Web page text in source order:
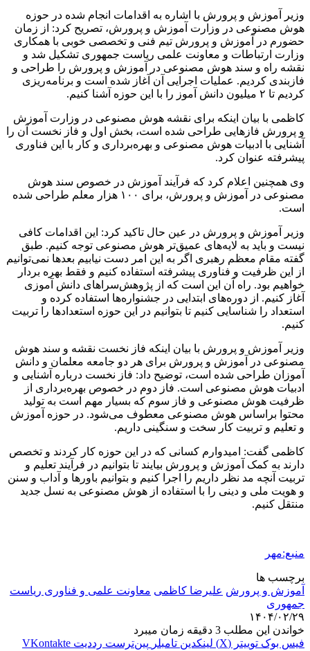
وزیر آموزش و پرورش با اشاره به اقدامات انجام شده در حوزه
هوش مصنوعی در وزارت آموزش و پرورش، تصریح کرد: از زمان
حضورم در آموزش و پرورش تیم فنی و تخصصی خوبی با همکاری
وزارت ارتباطات و معاونت علمی ریاست جمهوری تشکیل شد و
نقشه راه و سند هوش مصنوعی در آموزش و پرورش را طراحی و
فازبندی کردیم. عملیات اجرایی آن آغاز شده است و برنامه‌ریزی
کردیم تا ۲ میلیون دانش
آموز را با این حوزه آشنا کنیم.
کاظمی با بیان اینکه برای نقشه هوش مصنوعی در وزارت آموزش
و پرورش فازهایی طراحی شده است، بخش اول و فاز نخست آن را
آشنایی با ادبیات هوش مصنوعی و بهره‌برداری و کار با این فناوری
پیشرفته عنوان کرد.
وی همچنین اعلام کرد که فرآیند آموزش در خصوص سند هوش
مصنوعی در آموزش و پرورش، برای ۱۰۰ هزار معلم طراحی شده
است.
وزیر آموزش و پرورش در عین حال تاکید کرد: این اقدامات کافی
نیست و باید به لایه‌های عمیق‌تر هوش مصنوعی توجه کنیم. طبق
گفته مقام معظم رهبری اگر به این امر دست نیابیم بعدها نمی‌توانیم
از این ظرفیت و فناوری پیشرفته استفاده کنیم و فقط بهره بردار
خواهیم بود. راه آن این است که از پژوهش‌سراهای دانش آموزی
آغاز کنیم. از دوره‌های ابتدایی در جشنواره‌ها استفاده کرده و
استعداد را شناسایی کنیم تا بتوانیم در این حوزه استعدادها را تربیت
کنیم.
وزیر آموزش و پرورش با بیان اینکه فاز نخست نقشه و سند هوش
مصنوعی در آموزش و پرورش برای هر دو جامعه معلمان و دانش
آموزان طراحی شده است، توضیح داد: فاز نخست درباره آشنایی و
ادبیات هوش مصنوعی است. فاز دوم در خصوص بهره‌برداری از
ظرفیت هوش مصنوعی و فاز سوم که بسیار مهم است به تولید
محتوا براساس هوش مصنوعی معطوف می‌شود. در حوزه آموزش
و تعلیم و تربیت کار سخت و سنگینی داریم.
کاظمی گفت: امیدوارم کسانی که در این حوزه کار کردند و تخصص
دارند به کمک آموزش و پرورش بیایند تا بتوانیم در فرآیند تعلیم و
تربیت آنچه مد نظر داریم را اجرا کنیم و بتوانیم باورها و آداب و سنن
و هویت ملی و دینی را با استفاده از هوش مصنوعی به نسل جدید
منتقل کنیم.
منبع:مهر
برچسب ها
آموزش و پرورش علیرضا کاظمی معاونت علمی و فناوری ریاست
جمهوری
۱۴۰۴/۰۲/۲۹
خواندن این مطلب 3 دقیقه زمان میبرد
فیس بوک توییتر (X) لینکدین ‫تامبلر ‫پین‌ترست ‫رددیت ‫VKontakte